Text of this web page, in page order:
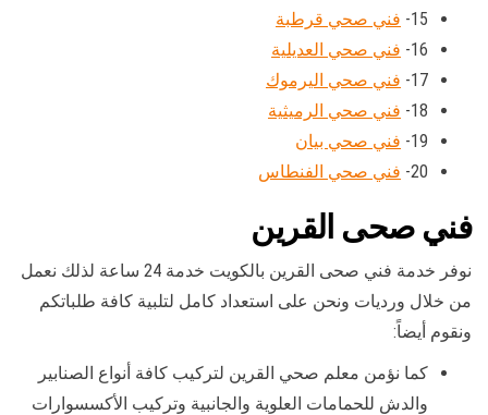
15- فني صحي قرطبة
16- فني صحي العديلية
17- فني صحي اليرموك
18- فني صحي الرميثية
19- فني صحي بيان
20- فني صحي الفنطاس
فني صحى القرين
نوفر خدمة فني صحى القرين بالكويت خدمة 24 ساعة لذلك نعمل
من خلال ورديات ونحن على استعداد كامل لتلبية كافة طلباتكم
ونقوم أيضاً:
كما نؤمن معلم صحي القرين لتركيب كافة أنواع الصنابير
والدش للحمامات العلوية والجانبية وتركيب الأكسسوارات